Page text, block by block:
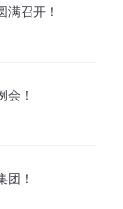
满召开！
会！
团！